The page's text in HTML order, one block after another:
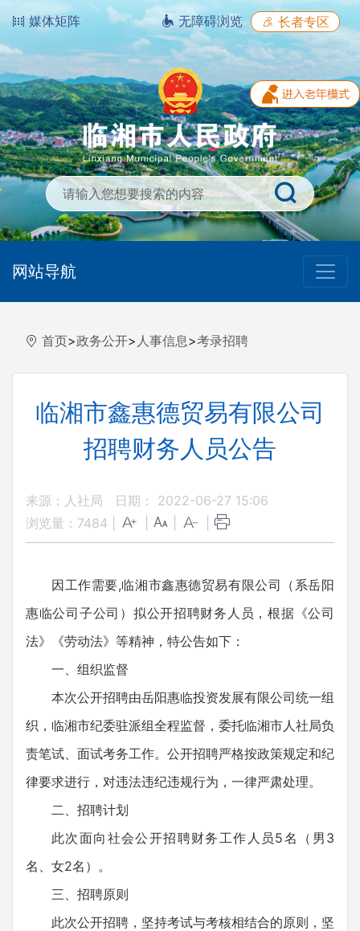
媒体矩阵 无障碍浏览 长者专区
网站导航
首页>政务公开> 人事信息>考录招聘
临湘市鑫惠德贸易有限公司
招聘财务人员公告
来源：人社局
日期： 2022-06-27 15:06
浏览量： 7484
因工作需要,临湘市鑫惠德贸易有限公司（系岳阳
惠临公司子公司）拟公开招聘财务人员，根据《公司
法》《劳动法》等精神，特公告如下：
一、组织监督
本次公开招聘由岳阳惠临投资发展有限公司统一组
织，临湘市纪委驻派组全程监督，委托临湘市人社局负
责笔试、面试考务工作。公开招聘严格按政策规定和纪
律要求进行，对违法违纪违规行为，一律严肃处理。
二、招聘计划
此次面向社会公开招聘财务工作人员5名（男3
名、女2名）。
三、招聘原则
此次公开招聘，坚持考试与考核相结合的原则，坚